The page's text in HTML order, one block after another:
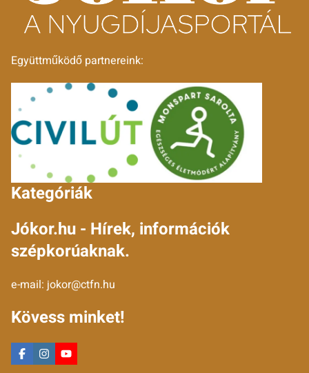
Együttműködő partnereink:
Kategóriák
Jókor.hu - Hírek, információk
szépkorúaknak.
e-mail: jokor@ctfn.hu
Kövess minket!